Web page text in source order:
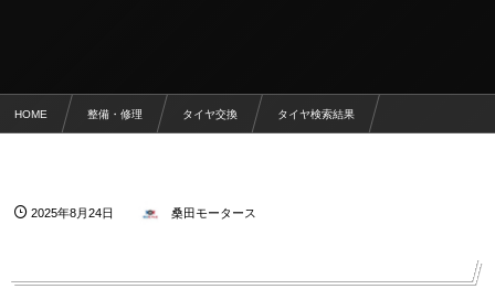
HOME 整備・修理 タイヤ交換 タイヤ検索結果
2025年8月24日 桑田モータース